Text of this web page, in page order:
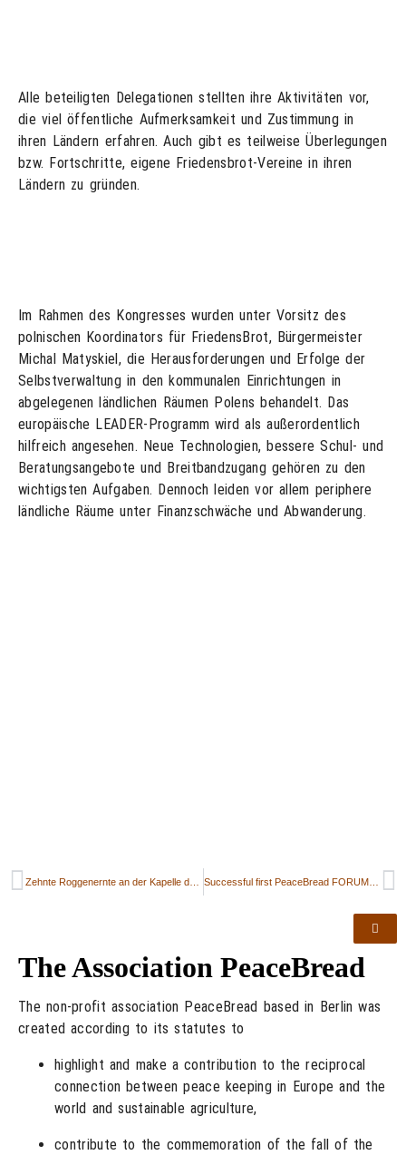
Alle beteiligten Delegationen stellten ihre Aktivitäten vor,
die viel öffentliche Aufmerksamkeit und Zustimmung in
ihren Ländern erfahren. Auch gibt es teilweise Überlegungen
bzw. Fortschritte, eigene Friedensbrot-Vereine in ihren
Ländern zu gründen.
Im Rahmen des Kongresses wurden unter Vorsitz des
polnischen Koordinators für FriedensBrot, Bürgermeister
Michal Matyskiel, die Herausforderungen und Erfolge der
Selbstverwaltung in den kommunalen Einrichtungen in
abgelegenen ländlichen Räumen Polens behandelt. Das
europäische LEADER-Programm wird als außerordentlich
hilfreich angesehen. Neue Technologien, bessere Schul- und
Beratungsangebote und Breitbandzugang gehören zu den
wichtigsten Aufgaben. Dennoch leiden vor allem periphere
ländliche Räume unter Finanzschwäche und Abwanderung.
Successful first PeaceBread FORUM on 16th October 2015
The Association PeaceBread
The non-profit association PeaceBread based in Berlin was
created according to its statutes to
highlight and make a contribution to the reciprocal
connection between peace keeping in Europe and the
world and sustainable agriculture,
contribute to the commemoration of the fall of the